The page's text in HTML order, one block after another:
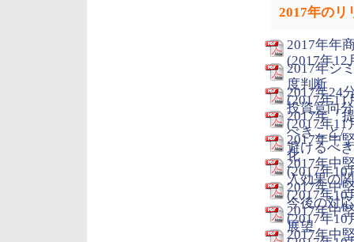
2017年のリ
2017年年
(2017年12
2017年シ
度判断
(2017年11
2017年24
投資意向
(2017年11
2017年「
べきこと/
避けるべ
2017年中
化
(2017年10
2017年中
入効果の
(2017年10
2017年中
今後の対応
(2017年10
2017年中
展望
2017年中